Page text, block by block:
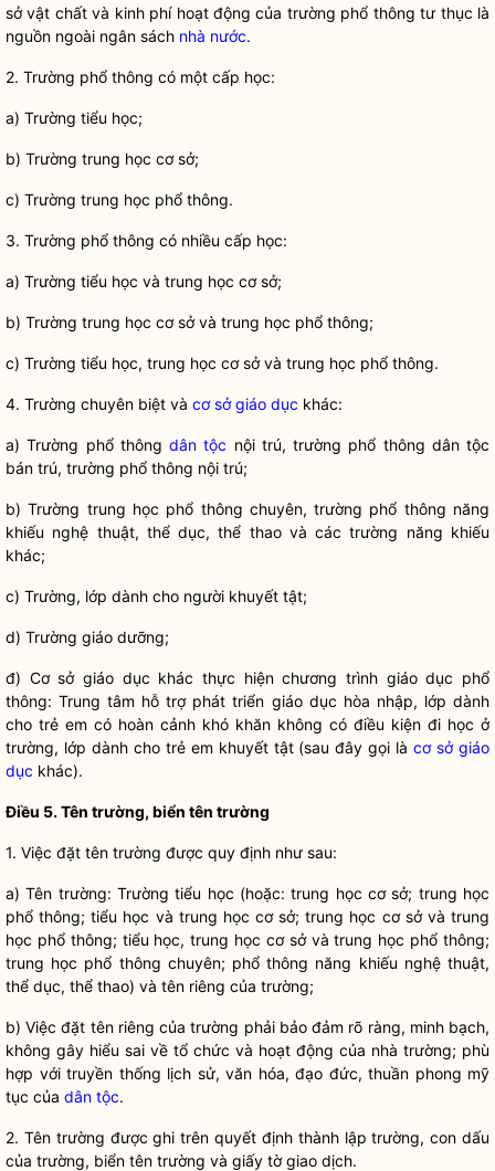
sở vật chất và kinh phí hoạt động của trường phổ thông tư thục là
nguồn ngoài ngân sách nhà nước.
2. Trường phổ thông có một cấp học:
a) Trường tiểu học;
b) Trường trung học cơ sở;
c) Trường trung học phổ thông.
3. Trường phổ thông có nhiều cấp học:
a) Trường tiểu học và trung học cơ sở;
b) Trường trung học cơ sở và trung học phổ thông;
c) Trường tiểu học, trung học cơ sở và trung học phổ thông.
4. Trường chuyên biệt và cơ sở giáo dục khác:
a) Trường phổ thông dân tộc nội trú, trường phổ thông dân tộc
bán trú, trường phổ thông nội trú;
b) Trường trung học phổ thông chuyên, trường phổ thông năng
khiếu nghệ thuật, thể dục, thể thao và các trường năng khiếu
khác;
c) Trường, lớp dành cho người khuyết tật;
d) Trường giáo dưỡng;
đ) Cơ sở giáo dục khác thực hiện chương trình giáo dục phổ
thông: Trung tâm hỗ trợ phát triển giáo dục hòa nhập, lớp dành
cho trẻ em có hoàn cảnh khó khăn không có điều kiện đi học ở
trường, lớp dành cho trẻ em khuyết tật (sau đây gọi làcơ sở giáo
dục khác).
Điều 5. Tên trường, biển tên trường
1. Việc đặt tên trường được quy định như sau:
a) Tên trường: Trường tiểu học (hoặc: trung học cơ sở; trung học
phổ thông; tiểu học và trung học cơ sở; trung học cơ sở và trung
học phổ thông; tiểu học, trung học cơ sở và trung học phổ thông;
trung học phổ thông chuyên; phổ thông năng khiếu nghệ thuật,
thể dục, thể thao) và tên riêng của trường;
b) Việc đặt tên riêng của trường phải bảo đảm rõ ràng, minh bạch,
không gây hiểu sai về tổ chức và hoạt động của nhà trường; phù
hợp với truyền thống lịch sử, văn hóa, đạo đức, thuần phong mỹ
tục của dân tộc.
2. Tên trường được ghi trên quyết định thành lập trường, con dấu
của trường, biển tên trường và giấy tờ giao dịch.